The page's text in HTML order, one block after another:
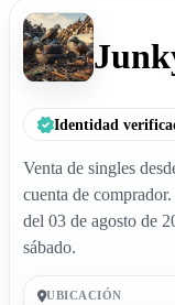
Identidad
Venta de singles
cuenta de
del 03 de agosto de
sábado.
UBICACIÓN